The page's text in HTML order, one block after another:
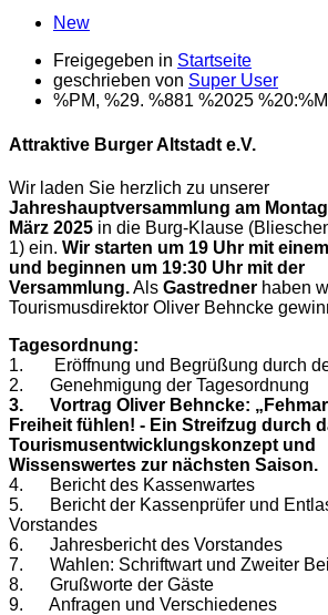
New
Freigegeben in Startseite
geschrieben von Super User
%PM, %29. %881 %2025
Attraktive Burger Altstadt e.V.
Wir laden Sie herzlich zu unserer
Jahreshauptversammlung am
März 2025 in die Burg-Klause
1) ein. Wir starten um 19 Uhr mit
und beginnen um 19:30 Uhr mit der
Versammlung.Als Gastredner haben
Tourismusdirektor Oliver Behncke
Tagesordnung:
1. Eröffnung und Begrüßung durch
2. Genehmigung der Tagesordnung
3. Vortrag Oliver Behncke:
Freiheit fühlen! - Ein Streifzug durch
Tourismusentwicklungskonzept und
Wissenswertes zur nächsten Saison.
4. Bericht des Kassenwartes
5. Bericht der Kassenprüfer und
Vorstandes
6. Jahresbericht des Vorstandes
7. Wahlen: Schriftwart und Zweiter
8. Grußworte der Gäste
9. Anfragen und Verschiedenes